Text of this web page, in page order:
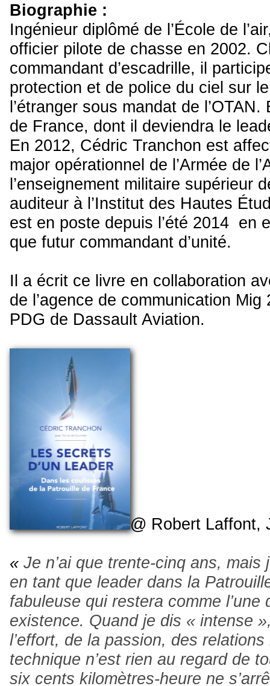
Biographie :
Ingénieur diplômé de l’École de
officier pilote de chasse en 2002.
commandant d’escadrille, il
protection et de police du ciel sur
l’étranger sous mandat de
de France, dont il deviendra le
En 2012, Cédric Tranchon est
major opérationnel de l’Armée de
l’enseignement militaire supérieur
auditeur à l’Institut des Hautes
est en poste depuis l’été 2014 en
que futur commandant d’unité.
Il a écrit ce livre en collaboration
de l’agence de communication Mig
PDG de Dassault Aviation.
@ Robert Laffont,
« Je n’ai que trente-cinq ans, mais
en tant que leader dans la
fabuleuse qui restera comme
existence. Quand je dis « intense
l’effort, de la passion, des
technique n’est rien au regard de
six cents kilomètres-heure ne